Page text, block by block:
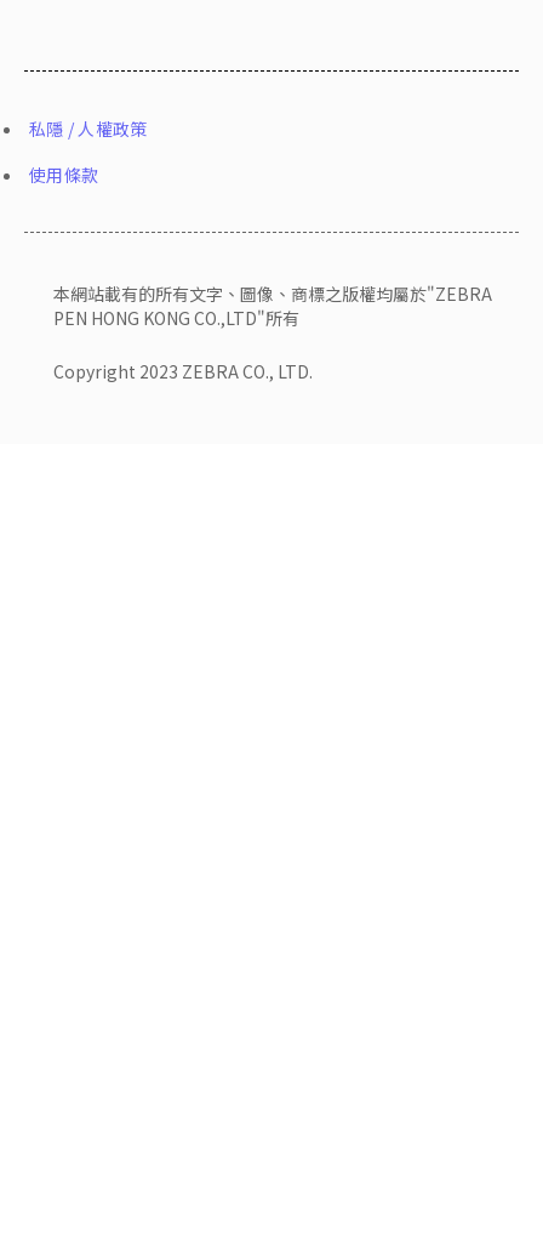
本網站載有的所有文字、圖像、商標之版權均屬於"ZEBRA
PEN HONG KONG CO.,LTD"所有
Copyright 2023 ZEBRA CO., LTD.
私隱 / 人權政策
使用條款